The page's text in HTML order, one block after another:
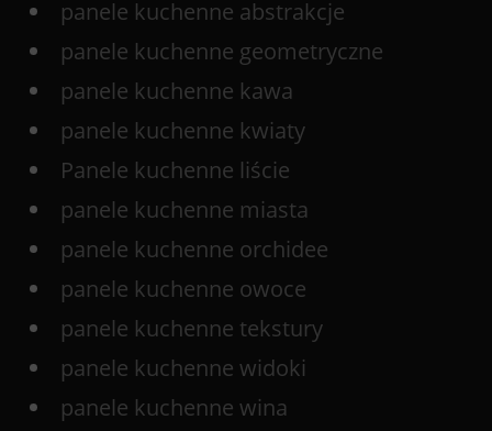
panele kuchenne abstrakcje
panele kuchenne geometryczne
panele kuchenne kawa
panele kuchenne kwiaty
Panele kuchenne liście
panele kuchenne miasta
panele kuchenne orchidee
panele kuchenne owoce
panele kuchenne tekstury
panele kuchenne widoki
panele kuchenne wina